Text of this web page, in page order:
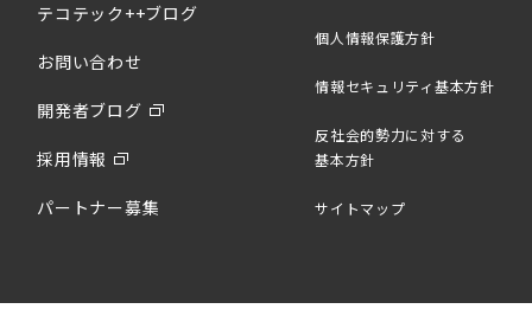
テコテック++ブログ
お問い合わせ
開発者ブログ
採用情報
パートナー募集
個人情報保護方針
情報セキュリティ基本方針
反社会的勢力に対する
基本方針
サイトマップ